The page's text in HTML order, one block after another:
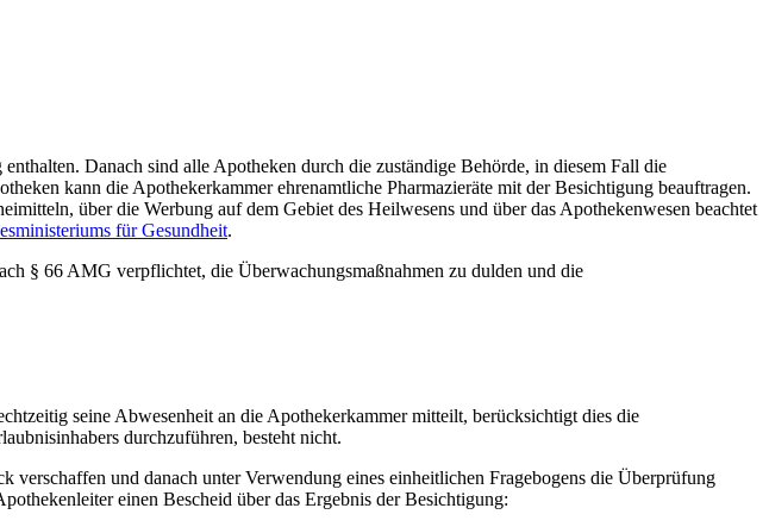
Danach sind alle Apotheken durch die zuständige Behörde, in diesem Fall die
kann die Apothekerkammer ehrenamtliche Pharmazieräte mit der Besichtigung beauftragen.
über die Werbung auf dem Gebiet des Heilwesens und über das Apothekenwesen beachtet
für Gesundheit.
§ 66 AMG verpflichtet, die Überwachungsmaßnahmen zu dulden und die
seine Abwesenheit an die Apothekerkammer mitteilt, berücksichtigt dies die
durchzuführen, besteht nicht.
und danach unter Verwendung eines einheitlichen Fragebogens die Überprüfung
einen Bescheid über das Ergebnis der Besichtigung: